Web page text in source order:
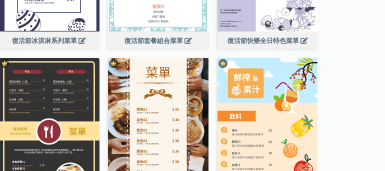
復活節冰淇淋系列菜單 復活節套餐組合菜單 復活節快樂全日特色菜單